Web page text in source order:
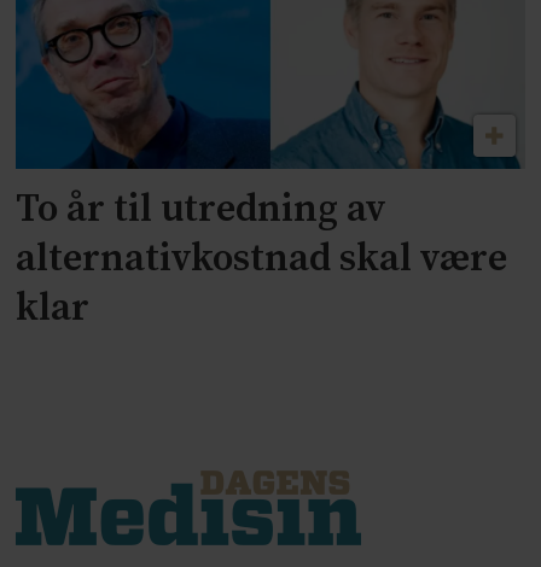
To år til utredning av
alternativkostnad skal være
klar